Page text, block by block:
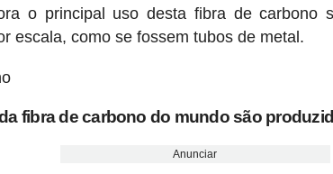
o principal uso desta fibra de carbono
escala, como se fossem tubos de metal.
fibra de carbono do mundo são
Anunciar